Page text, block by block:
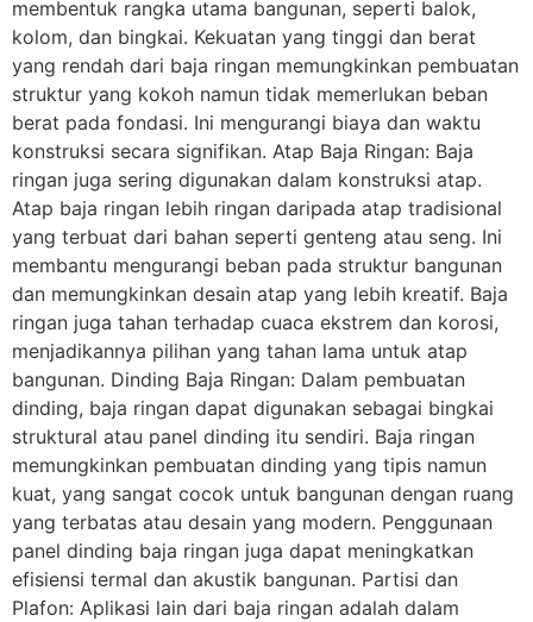
membentuk rangka utama bangunan, seperti balok,
kolom, dan bingkai. Kekuatan yang tinggi dan berat
yang rendah dari baja ringan memungkinkan pembuatan
struktur yang kokoh namun tidak memerlukan beban
berat pada fondasi. Ini mengurangi biaya dan waktu
konstruksi secara signifikan. Atap Baja Ringan: Baja
ringan juga sering digunakan dalam konstruksi atap.
Atap baja ringan lebih ringan daripada atap tradisional
yang terbuat dari bahan seperti genteng atau seng. Ini
membantu mengurangi beban pada struktur bangunan
dan memungkinkan desain atap yang lebih kreatif. Baja
ringan juga tahan terhadap cuaca ekstrem dan korosi,
menjadikannya pilihan yang tahan lama untuk atap
bangunan. Dinding Baja Ringan: Dalam pembuatan
dinding, baja ringan dapat digunakan sebagai bingkai
struktural atau panel dinding itu sendiri. Baja ringan
memungkinkan pembuatan dinding yang tipis namun
kuat, yang sangat cocok untuk bangunan dengan ruang
yang terbatas atau desain yang modern. Penggunaan
panel dinding baja ringan juga dapat meningkatkan
efisiensi termal dan akustik bangunan. Partisi dan
Plafon: Aplikasi lain dari baja ringan adalah dalam